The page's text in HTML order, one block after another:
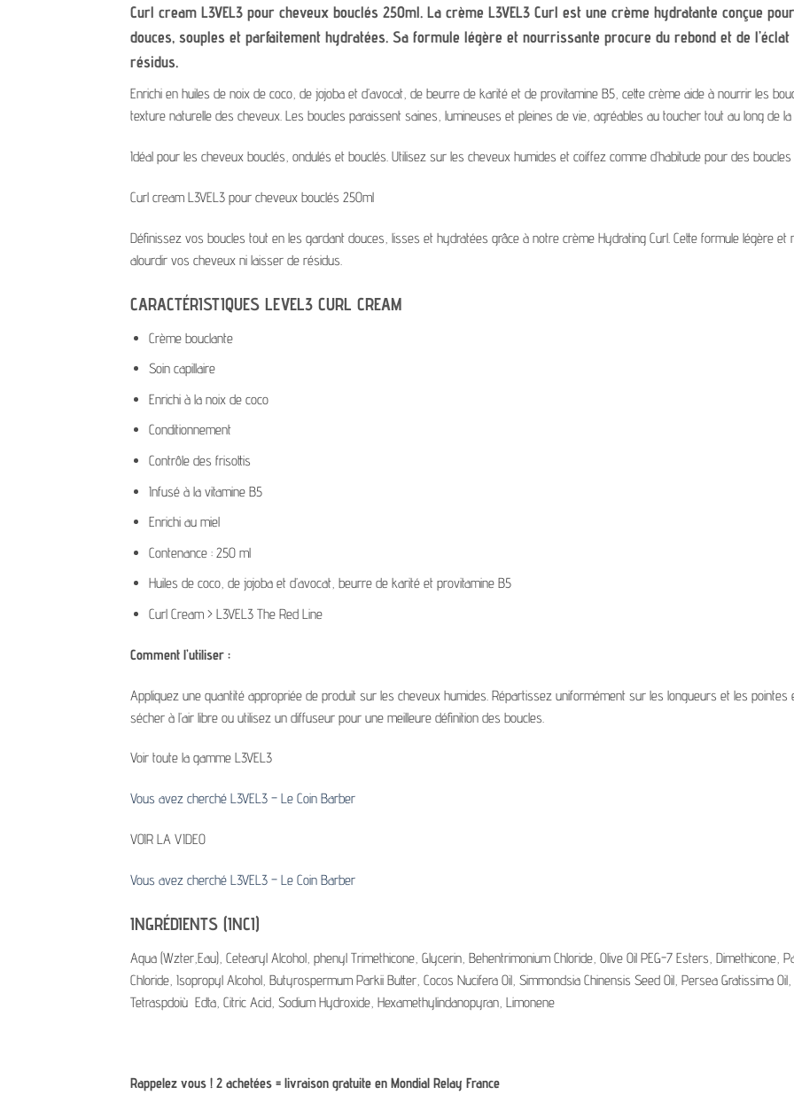
Curl cream L3VEL3 pour cheveux bouclés 250ml. La crème L3VEL3 Curl est une crème hydratante conçue
douces, souples et parfaitement hydratées. Sa formule légère et nourrissante procure du rebond et de
résidus.
Enrichi en huiles de noix de coco, de jojoba et d’avocat, de beurre de karité et de provitamine B5, cette crème aide à nourrir les
texture naturelle des cheveux. Les boucles paraissent saines, lumineuses et pleines de vie, agréables au toucher tout au long de la
Idéal pour les cheveux bouclés, ondulés et bouclés. Utilisez sur les cheveux humides et coiffez comme d’habitude pour des
Curl cream L3VEL3 pour cheveux bouclés 250ml
Définissez vos boucles tout en les gardant douces, lisses et hydratées grâce à notre crème Hydrating Curl. Cette formule légère
alourdir vos cheveux ni laisser de résidus.
CARACTÉRISTIQUES LEVEL3 CURL CREAM
Crème bouclante
Soin capillaire
Enrichi à la noix de coco
Conditionnement
Contrôle des frisottis
Infusé à la vitamine B5
Enrichi au miel
Contenance : 250 ml
Huiles de coco, de jojoba et d’avocat, beurre de karité et provitamine B5
Curl Cream > L3VEL3 The Red Line
Comment l’utiliser :
Appliquez une quantité appropriée de produit sur les cheveux humides. Répartissez uniformément sur les longueurs et les pointes
sécher à l’air libre ou utilisez un diffuseur pour une meilleure définition des boucles.
Voir toute la gamme L3VEL3
Vous avez cherché L3VEL3 – Le Coin Barber
VOIR LA VIDEO
Vous avez cherché L3VEL3 – Le Coin Barber
INGRÉDIENTS (INCI)
Aqua (Wzter,Eau), Cetearyl Alcohol, phenyl Trimethicone, Glycerin, Behentrimonium Chloride, Olive Oil PEG-7 Esters, Dimethicone,
Chloride, Isopropyl Alcohol, Butyrospermum Parkii Butter, Cocos Nucifera Oil, Simmondsia Chinensis Seed Oil, Persea Gratissima
Tetraspdoiù Edta, Citric Acid, Sodium Hydroxide, Hexamethylindanopyran, Limonene
Rappelez vous ! 2 achetées = livraison gratuite en Mondial Relay France